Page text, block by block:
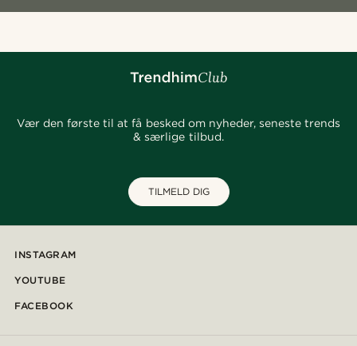
Vær den første til at få besked om nyheder, seneste trends
& særlige tilbud.
TILMELD DIG
INSTAGRAM
YOUTUBE
FACEBOOK